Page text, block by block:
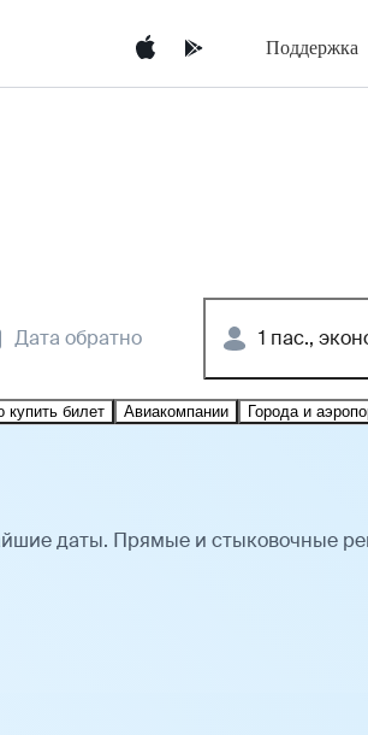
Поддержка
Дата обратно 1 пас.,
купить билет Авиакомпании Города и
даты. Прямые и стыковочные